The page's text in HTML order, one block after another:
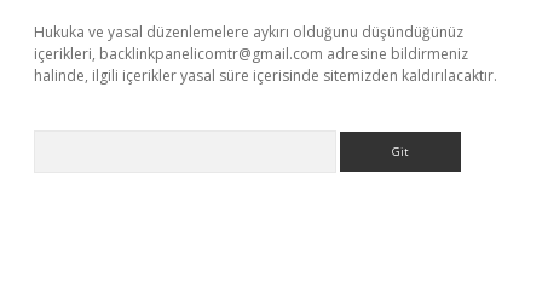
Hukuka ve yasal düzenlemelere aykırı olduğunu düşündüğünüz
içerikleri, backlinkpanelicomtr@gmail.com adresine bildirmeniz
halinde, ilgili içerikler yasal süre içerisinde sitemizden kaldırılacaktır.